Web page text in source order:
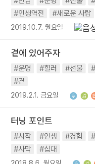
#인생역전
#새로운 사람
2019.10.7. 월요일
곁에 있어주자
#운명 #힐러 #선물
#곁
2019.2.1. 금요일
터닝 포인트
#시작 #인생 #경험
#사막
#십대